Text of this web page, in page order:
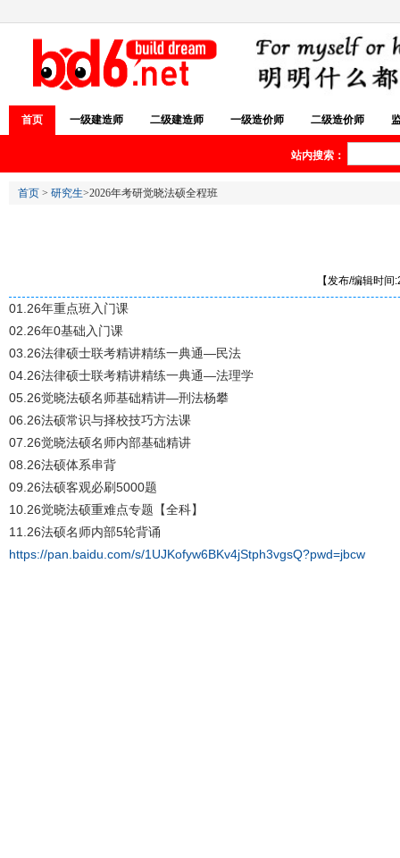
首页 一级建造师 二级建造师 一级造价师 二级造价师
站内搜索：
首页 > 研究生>2026年考研觉晓法硕全程班
【发布/编辑时
01.26年重点班入门课
02.26年0基础入门课
03.26法律硕士联考精讲精练一典通—民法
04.26法律硕士联考精讲精练一典通—法理学
05.26觉晓法硕名师基础精讲—刑法杨攀
06.26法硕常识与择校技巧方法课
07.26觉晓法硕名师内部基础精讲
08.26法硕体系串背
09.26法硕客观必刷5000题
10.26觉晓法硕重难点专题【全科】
11.26法硕名师内部5轮背诵
https://pan.baidu.com/s/1UJKofyw6BKv4jStph3vgsQ?pwd=jbcw